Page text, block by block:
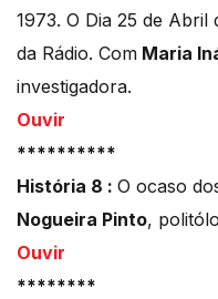
1973. O Dia 25 de Abril
da Rádio. Com Maria
investigadora.
Ouvir
**********
História 8 : O ocaso
Nogueira Pinto,
Ouvir
********